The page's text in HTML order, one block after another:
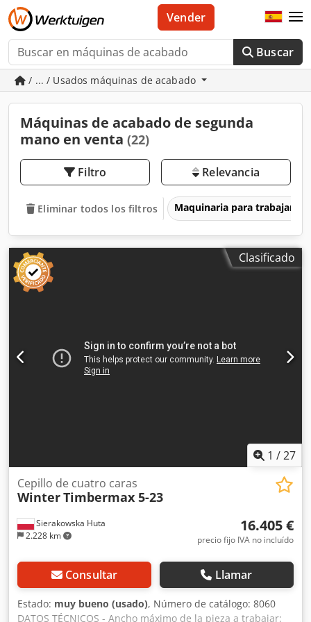
Buscar
Vender
/ ... / Usados máquinas de acabado
Máquinas de acabado de segunda
mano en venta (22)
Filtro Relevancia
Eliminar todos los filtros Maquinaria para trabajar la
Clasificado
1 /27
Sierakowska Huta
2.228 km
Cepillo de cuatro caras
WinterTimbermax 5-23
16.405 €
precio fijo IVA no incluído
Consultar Llamar
Estado: muy bueno (usado), Número de catálogo: 8060
DATOS TÉCNICOS - Ancho máximo de la pieza a trabajar: